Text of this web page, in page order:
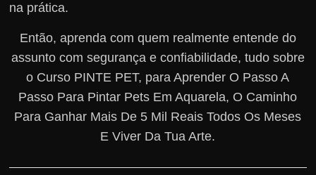
na prática.
Então, aprenda com quem realmente entende do
assunto com segurança e confiabilidade, tudo sobre
o Curso PINTE PET, para Aprender O Passo A
Passo Para Pintar Pets Em Aquarela, O Caminho
Para Ganhar Mais De 5 Mil Reais Todos Os Meses
E Viver Da Tua Arte.